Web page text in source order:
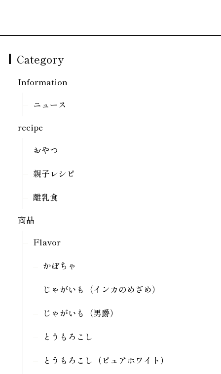
Category
Information
ニュース
recipe
おやつ
親子レシピ
離乳食
商品
Flavor
かぼちゃ
じゃがいも（インカのめざめ）
じゃがいも（男爵）
とうもろこし
とうもろこし（ピュアホワイト）